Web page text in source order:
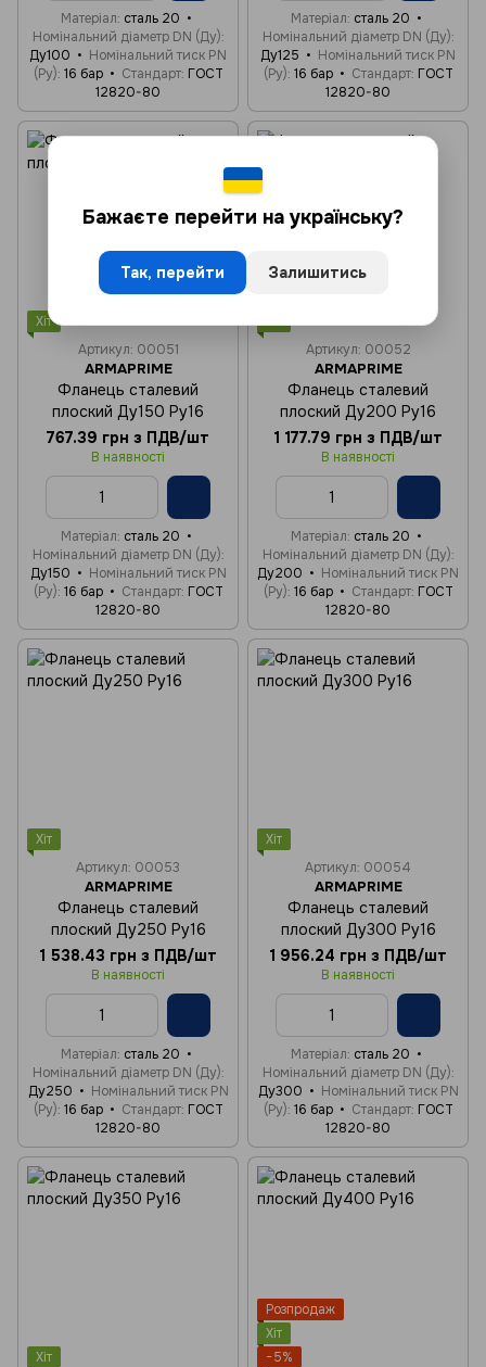
Матеріал сталь 20
Номінальний діаметр DN (Ду)
Ду100
Номінальний тиск PN
(Ру) 16 бар Стандарт ГОСТ
12820-80
Матеріал сталь 20
Номінальний діаметр DN (Ду)
Ду125
Номінальний тиск PN
(Ру) 16 бар Стандарт ГОСТ
12820-80
Хіт
Артикул: 00051
ARMAPRIME
Фланець сталевий
плоский Ду150 Ру16
767.39 грн з ПДВ/шт
В наявності
Матеріал сталь 20
Номінальний діаметр DN (Ду)
Ду150
Номінальний тиск PN
(Ру) 16 бар Стандарт ГОСТ
12820-80
Хіт
Артикул: 00052
ARMAPRIME
Фланець сталевий
плоский Ду200 Ру16
1 177.79 грн з ПДВ/шт
В наявності
Матеріал сталь 20
Номінальний діаметр DN (Ду)
Ду200
Номінальний тиск PN
(Ру) 16 бар Стандарт ГОСТ
12820-80
Хіт
Артикул: 00053
ARMAPRIME
Фланець сталевий
плоский Ду250 Ру16
1 538.43 грн з ПДВ/шт
В наявності
Матеріал сталь 20
Номінальний діаметр DN (Ду)
Ду250
Номінальний тиск PN
(Ру) 16 бар Стандарт ГОСТ
12820-80
Хіт
Артикул: 00054
ARMAPRIME
Фланець сталевий
плоский Ду300 Ру16
1 956.24 грн з ПДВ/шт
В наявності
Матеріал сталь 20
Номінальний діаметр DN (Ду)
Ду300
Номінальний тиск PN
(Ру) 16 бар Стандарт ГОСТ
12820-80
Хіт
Розпродаж
Хіт
−5%
Бажаєте перейти на українську?
Так, перейти Залишитись